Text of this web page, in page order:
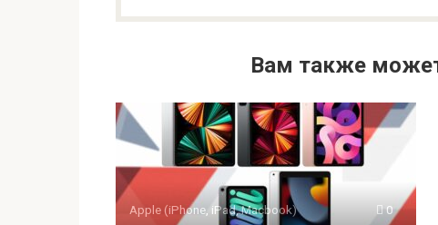
Вам также
Apple (iPhone, iPad, Macbook) 0